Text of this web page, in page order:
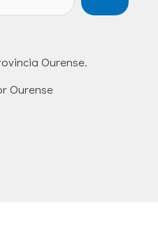
Ourense.
Ourense